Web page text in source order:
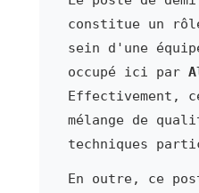
constitue un
sein d'une
occupé ici par
Effectivement,
mélange de
techniques
En outre, ce